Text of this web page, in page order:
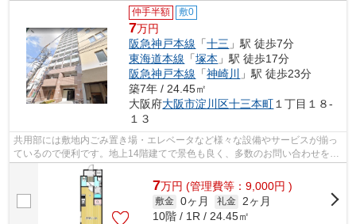
仲手半額 敷0
7万円
阪急神戸本線 「十三 」駅 徒歩7分
東海道本線 「塚本 」駅 徒歩17分
阪急神戸本線 「神崎川
」駅 徒歩23分
築7年 / 24.45㎡
大阪府大阪市淀川区十三本町 １丁目１８-
１３
共用部には敷地内ごみ置き場・エレベータなど様々な設備やサービスが揃っ
ているので便利です。地上14階建てで景色も良く、多数のお問い合わせをい
ただいております。通風良好で陽の当...
7万円 (管理費等：9,000円 )
敷金 0ヶ月 礼金 2ヶ月
10階 / 1R / 24.45㎡